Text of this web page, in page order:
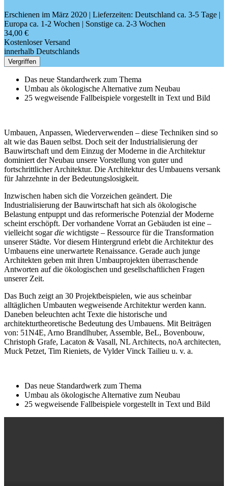
Erschienen im März 2020 | Lieferzeiten: Deutschland ca. 3-5 Tage |
Europa ca. 1-2 Wochen | Sonstige ca. 2-3 Wochen
34,00 €
Kostenloser Versand
innerhalb Deutschlands
Vergriffen
Das neue Standardwerk zum Thema
Umbau als ökologische Alternative zum Neubau
25 wegweisende Fallbeispiele vorgestellt in Text und Bild
Umbauen, Anpassen, Wiederverwenden – diese Techniken sind so
alt wie das Bauen selbst. Doch seit der Industrialisierung der
Bauwirtschaft und dem Einzug der Moderne in die Architektur
dominiert der Neubau unsere Vorstellung von guter und
fortschrittlicher Architektur. Die Architektur des Umbauens versank
für Jahrzehnte in der Bedeutungslosigkeit.
Inzwischen haben sich die Vorzeichen geändert. Die
Industrialisierung der Bauwirtschaft hat sich als ökologische
Belastung entpuppt und das reformerische Potenzial der Moderne
scheint erschöpft. Der vorhandene Vorrat an Gebäuden ist eine –
vielleicht sogardie wichtigste – Ressource für die Transformation
unserer Städte. Vor diesem Hintergrund erlebt die Architektur des
Umbauens eine unerwartete Renaissance. Gerade auch junge
Architekten geben mit ihren Umbauprojekten überraschende
Antworten auf die ökologischen und gesellschaftlichen Fragen
unserer Zeit.
Das Buch zeigt an 30 Projektbeispielen, wie aus scheinbar
alltäglichen Umbauten wegweisende Architektur werden kann.
Daneben beleuchten acht Texte die historische und
architekturtheoretische Bedeutung des Umbauens. Mit Beiträgen
von: 51N4E, Arno Brandlhuber, Assemble, BeL, Bovenbouw,
Christoph Grafe, Lacaton & Vasall, NL Architects, noA architecten,
Muck Petzet, Tim Rieniets, de Vylder Vinck Tailieu u. v. a.
Das neue Standardwerk zum Thema
Umbau als ökologische Alternative zum Neubau
25 wegweisende Fallbeispiele vorgestellt in Text und Bild